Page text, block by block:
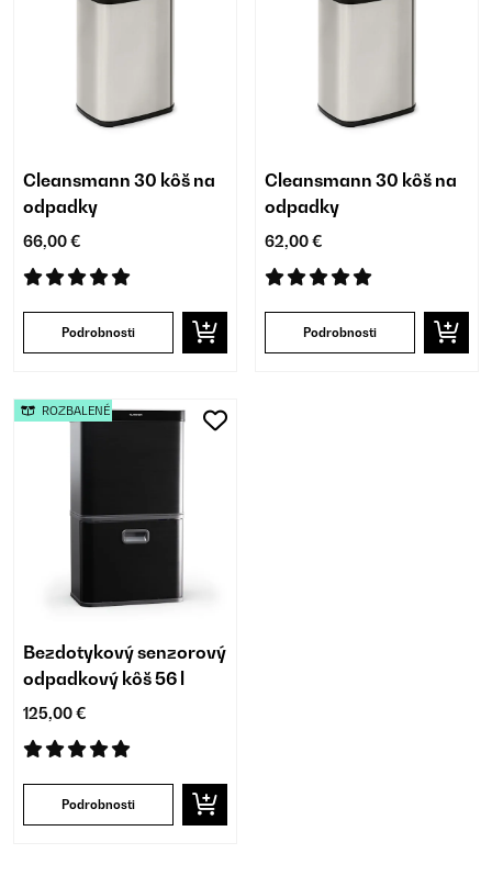
Cleansmann 30 kôš na
odpadky
66,00 €
Podrobnosti
Cleansmann 30 kôš na
odpadky
62,00 €
Podrobnosti
Bezdotykový senzorový
odpadkový kôš 56 l
125,00 €
Podrobnosti
ROZBALENÉ